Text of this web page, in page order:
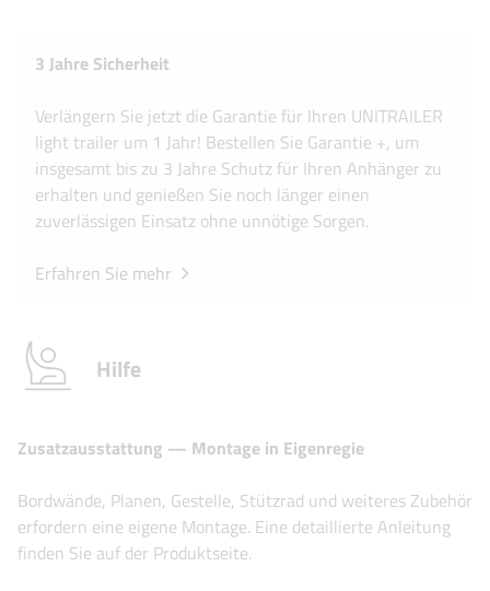
3 Jahre Sicherheit
Verlängern Sie jetzt die Garantie für Ihren UNITRAILER
light trailer um 1 Jahr! Bestellen Sie Garantie +, um
insgesamt bis zu 3 Jahre Schutz für Ihren Anhänger zu
erhalten und genießen Sie noch länger einen
zuverlässigen Einsatz ohne unnötige Sorgen.
Erfahren Sie mehr
Hilfe
Zusatzausstattung — Montage in Eigenregie
Bordwände, Planen, Gestelle, Stützrad und weiteres Zubehör
erfordern eine eigene Montage. Eine detaillierte Anleitung
finden Sie auf der Produktseite.